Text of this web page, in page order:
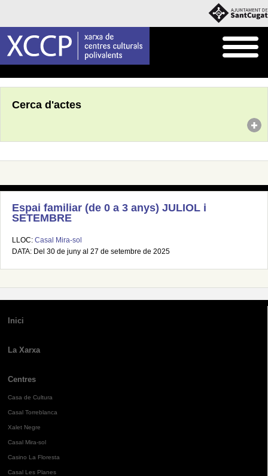
Cerca d'actes
Espai familiar (de 0 a 3 anys) JULIOL i
SETEMBRE
LLOC: Casal Mira-sol
DATA: Del 30 de juny al 27 de setembre de 2025
Inici
La Xarxa
Centres
Casa de Cultura
Casal Torreblanca
Xalet Negre
Casal Mira-sol
Casino La Floresta
Casal Les Planes